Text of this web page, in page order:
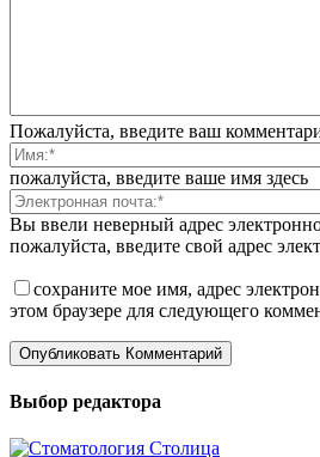
Пожалуйста, введите ваш
пожалуйста, введите ваше имя здесь
Вы ввели неверный адрес
пожалуйста, введите свой адрес
сохраните мое имя, адрес
этом браузере для следующего
Выбор редактора